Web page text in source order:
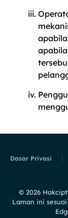
Dasar Privasi
© 2026
Laman ini